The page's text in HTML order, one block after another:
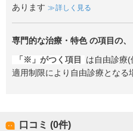
あります
詳しく見る
専門的な治療・特色の項目の、
「※」がつく項目
は自由診療
適用制限により自由診療となる
口コミ (0件)